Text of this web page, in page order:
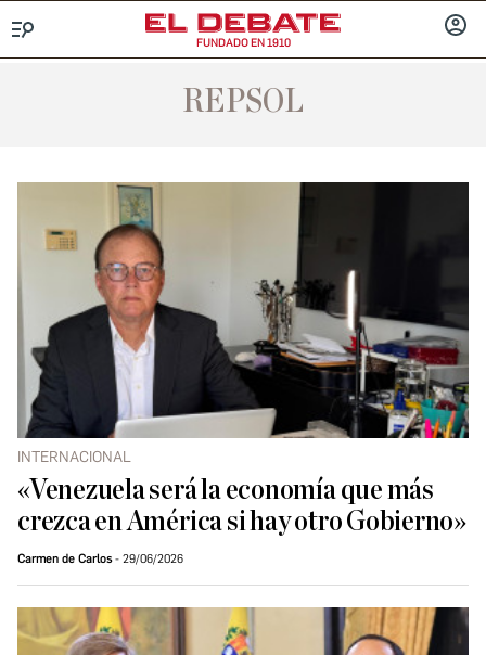
FUNDADO EN 1910
REPSOL
INTERNACIONAL
«Venezuela será la economía que más
crezca en América si hay otro Gobierno»
Carmen de Carlos 29/06/2026